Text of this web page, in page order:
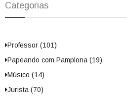
Categorias
Professor (101)
Papeando com Pamplona (19)
Músico (14)
Jurista (70)